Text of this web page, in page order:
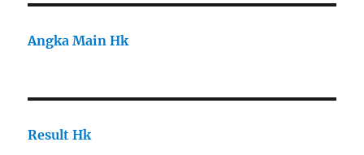
Angka Main Hk
Result Hk